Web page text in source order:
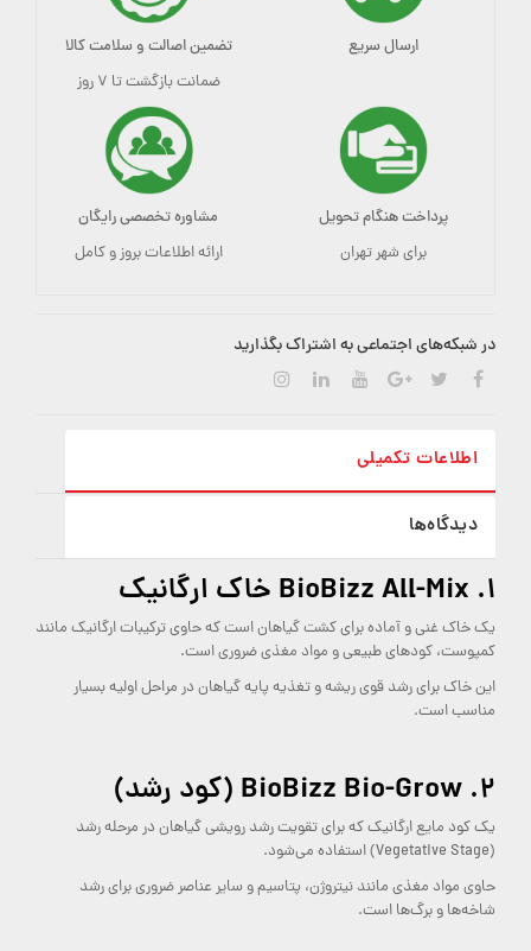
ارسال سریع تضمین اصالت و سلامت کالا
ضمانت بازگشت تا ۷ روز
پرداخت هنگام تحویل
برای شهر تهران
مشاوره تخصصی رایگان
ارائه اطلاعات بروز و کامل
در شبکه‌های اجتماعی به اشتراک بگذارید
اطلاعات تکمیلی
دیدگاه‌ها
۱. BioBizz All-Mix خاک ارگانیک
یک خاک غنی و آماده برای کشت گیاهان است که حاوی ترکیبات ارگانیک مانند
کمپوست، کودهای طبیعی و مواد مغذی ضروری است.
این خاک برای رشد قوی ریشه و تغذیه پایه گیاهان در مراحل اولیه بسیار
مناسب است.
۲. BioBizz Bio-Grow (کود رشد)
یک کود مایع ارگانیک که برای تقویت رشد رویشی گیاهان در مرحله رشد
(Vegetative Stage) استفاده می‌شود.
حاوی مواد مغذی مانند نیتروژن، پتاسیم و سایر عناصر ضروری برای رشد
شاخه‌ها و برگ‌ها است.